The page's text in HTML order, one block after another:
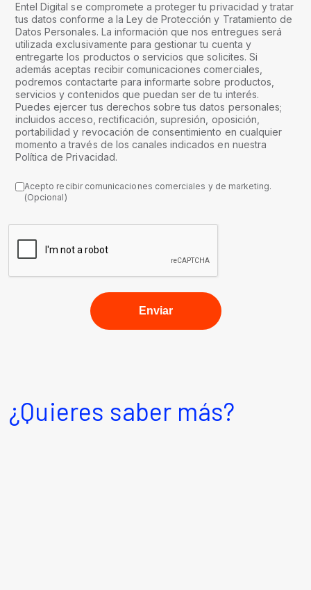
Entel Digital se compromete a proteger tu privacidad y tratar
tus datos conforme a la Ley de Protección y Tratamiento de
Datos Personales. La información que nos entregues será
utilizada exclusivamente para gestionar tu cuenta y
entregarte los productos o servicios que solicites. Si
además aceptas recibir comunicaciones comerciales,
podremos contactarte para informarte sobre productos,
servicios y contenidos que puedan ser de tu interés.
Puedes ejercer tus derechos sobre tus datos personales;
incluidos acceso, rectificación, supresión, oposición,
portabilidad y revocación de consentimiento en cualquier
momento a través de los canales indicados en nuestra
Política de Privacidad.
Acepto recibir comunicaciones comerciales y de marketing.
(Opcional)
¿Quieres saber más?